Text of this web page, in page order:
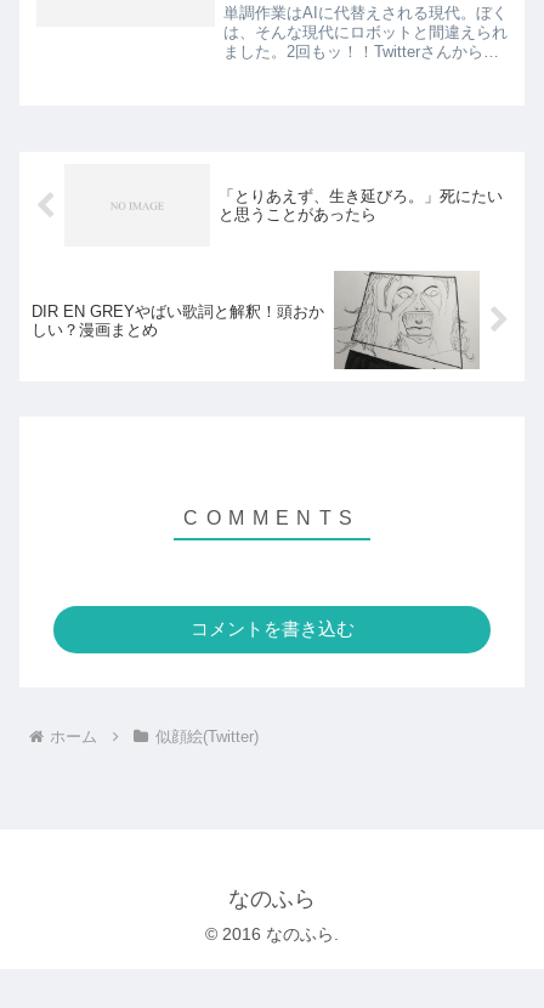
単調作業はAIに代替えされる現代。ぼく
は、そんな現代にロボットと間違えられ
ました。2回もッ！！Twitterさんから不
「とりあえず、生き延びろ。」死にたい
と思うことがあったら
DIR EN GREYやばい歌詞と解釈！頭おか
しい？漫画まとめ
コメントを書き込む
ホーム 似顔絵(Twitter)
なのふら
© 2016 なのふら.